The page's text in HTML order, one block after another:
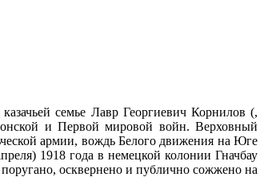
семье Лавр Георгиевич Корнилов (,
и Первой мировой войн. Верховный
армии, вождь Белого движения на Юге
1918 года в немецкой колонии Гначбау
осквернено и публично сожжено на